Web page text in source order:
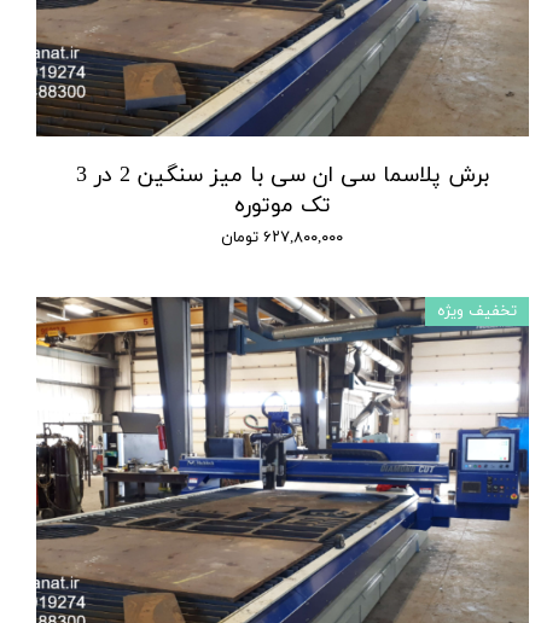
برش پلاسما سی ان سی با میز سنگین 2 در 3
تک موتوره
۶۲۷,۸۰۰,۰۰۰ تومان
تخفیف ویژه